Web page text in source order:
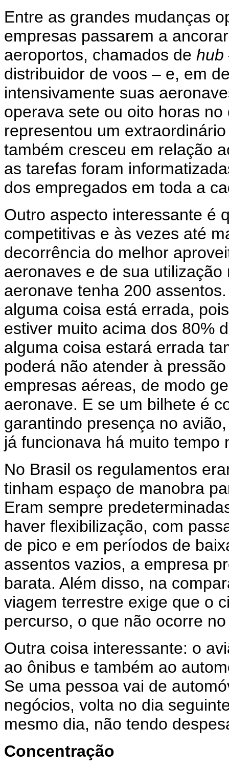
Entre as grandes mudanças
empresas passarem a
aeroportos, chamados de hub
distribuidor de voos – e, em
intensivamente suas
operava sete ou oito horas
representou um
também cresceu em relação
as tarefas foram
dos empregados em toda a
Outro aspecto interessante é
competitivas e às vezes até
decorrência do melhor
aeronaves e de sua
aeronave tenha 200
alguma coisa está errada,
estiver muito acima dos 80%
alguma coisa estará errada
poderá não atender à
empresas aéreas, de modo
aeronave. E se um bilhete é
garantindo presença no
já funcionava há muito tempo
No Brasil os regulamentos
tinham espaço de manobra
Eram sempre
haver flexibilização, com
de pico e em períodos de
assentos vazios, a empresa
barata. Além disso, na
viagem terrestre exige que o
percurso, o que não ocorre
Outra coisa interessante: o
ao ônibus e também ao
Se uma pessoa vai de
negócios, volta no dia
mesmo dia, não tendo
Concentração